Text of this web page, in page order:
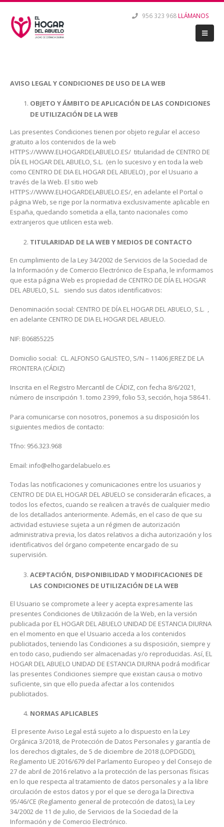
956 323 968 LLÁMANOS
AVISO LEGAL Y CONDICIONES DE USO DE LA WEB
OBJETO Y ÁMBITO DE APLICACIÓN DE LAS CONDICIONES
DE UTILIZACIÓN DE LA WEB
Las presentes Condiciones tienen por objeto regular el acceso
gratuito a los contenidos de la web
HTTPS://WWW.ELHOGARDELABUELO.ES/ titularidad de CENTRO DE
DÍA EL HOGAR DEL ABUELO, S.L. (en lo sucesivo y en toda la web
como CENTRO DE DIA EL HOGAR DEL ABUELO) , por el Usuario a
través de la Web. El sitio web
HTTPS://WWW.ELHOGARDELABUELO.ES/, en adelante el Portal o
página Web, se rige por la normativa exclusivamente aplicable en
España, quedando sometida a ella, tanto nacionales como
extranjeros que utilicen esta web.
TITULARIDAD DE LA WEB Y MEDIOS DE CONTACTO
En cumplimiento de la Ley 34/2002 de Servicios de la Sociedad de
la Información y de Comercio Electrónico de España, le informamos
que esta página Web es propiedad de CENTRO DE DÍA EL HOGAR
DEL ABUELO, S.L. siendo sus datos identificativos:
Denominación social: CENTRO DE DÍA EL HOGAR DEL ABUELO, S.L. ,
en adelante CENTRO DE DIA EL HOGAR DEL ABUELO.
NIF: B06855225
Domicilio social: CL. ALFONSO GALISTEO, S/N – 11406 JEREZ DE LA
FRONTERA (CÁDIZ)
Inscrita en el Registro Mercantil de CÁDIZ, con fecha 8/6/2021,
número de inscripción 1. tomo 2399, folio 53, sección, hoja 58641.
Para comunicarse con nosotros, ponemos a su disposición los
siguientes medios de contacto:
Tfno: 956.323.968
Email: info@elhogardelabuelo.es
Todas las notificaciones y comunicaciones entre los usuarios y
CENTRO DE DIA EL HOGAR DEL ABUELO se considerarán eficaces, a
todos los efectos, cuando se realicen a través de cualquier medio
de los detallados anteriormente. Además, en el caso de que su
actividad estuviese sujeta a un régimen de autorización
administrativa previa, los datos relativos a dicha autorización y los
identificativos del órgano competente encargado de su
supervisión.
ACEPTACIÓN, DISPONIBILIDAD Y MODIFICACIONES DE
LAS CONDICIONES DE UTILIZACIÓN DE LA WEB
El Usuario se compromete a leer y acepta expresamente las
presentes Condiciones de Utilización de la Web, en la versión
publicada por EL HOGAR DEL ABUELO UNIDAD DE ESTANCIA DIURNA
en el momento en que el Usuario acceda a los contenidos
publicitados, teniendo las Condiciones a su disposición, siempre y
en todo caso, pudiendo ser almacenadas y/o reproducidas. Así, EL
HOGAR DEL ABUELO UNIDAD DE ESTANCIA DIURNA podrá modificar
las presentes Condiciones siempre que existan causa o motivo
suficiente, sin que ello pueda afectar a los contenidos
publicitados.
NORMAS APLICABLES
El presente Aviso Legal está sujeto a lo dispuesto en la Ley
Orgánica 3/2018, de Protección de Datos Personales y garantía de
los derechos digitales, de 5 de diciembre de 2018 (LOPDGDD),
Reglamento UE 2016/679 del Parlamento Europeo y del Consejo de
27 de abril de 2016 relativo a la protección de las personas físicas
en lo que respecta al tratamiento de datos personales y a la libre
circulación de estos datos y por el que se deroga la Directiva
95/46/CE (Reglamento general de protección de datos), la Ley
34/2002 de 11 de julio, de Servicios de la Sociedad de la
Información y de Comercio Electrónico.